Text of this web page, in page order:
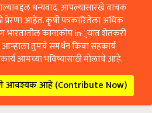
धन्यवाद. आपल्यासारखे वाचक
प्रेरणा आहेत. कृषी पत्रकारितेला अधिक
भारतातील कानाकोप in्यात शेतकरी
तुमचे समर्थन किंवा सहकार्य
आमच्या भविष्यासाठी मोलाचे आहे.
आवश्यक आहे (Contribute Now)